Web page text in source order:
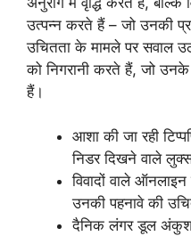
उत्पन्न करते हैं – जो उनकी
उचितता के मामले पर सवाल
को निगरानी करते हैं, जो
हैं।
आशा की जा रही
निडर दिखने वाले
विवादों वाले
उनकी पहनावे की
दैनिक लंगर डूल